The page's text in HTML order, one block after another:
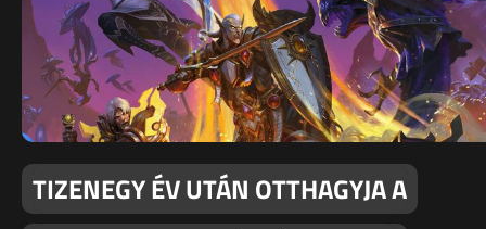
TIZENEGY ÉV UTÁN OTTHAGYJA A